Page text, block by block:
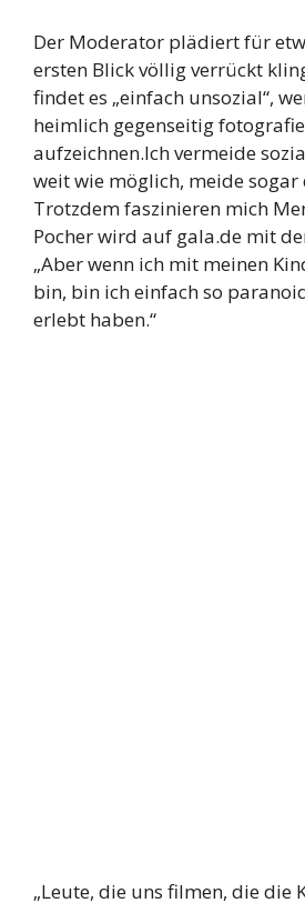
Der Moderator plädiert für
ersten Blick völlig verrückt
findet es „einfach unsozial“,
heimlich gegenseitig
aufzeichnen.Ich vermeide
weit wie möglich, meide sogar
Trotzdem faszinieren mich
Pocher wird auf gala.de mit
„Aber wenn ich mit meinen
bin, bin ich einfach so
erlebt haben.“
„Leute, die uns filmen, die die